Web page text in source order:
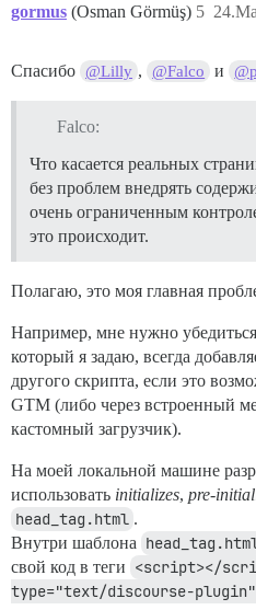
gormus (Osman Görmüş) 5
Спасибо @Lilly , @Falco и
Falco:
Что касается реальных
без проблем внедрять
очень ограниченным
это происходит.
Полагаю, это моя главная
Например, мне нужно
который я задаю, всегда
другого скрипта, если это
GTM (либо через встроенный
кастомный загрузчик).
На моей локальной машине
использовать initializes, pre-
head_tag.html .
Внутри шаблона
свой код в теги <script></
type="text/discourse-